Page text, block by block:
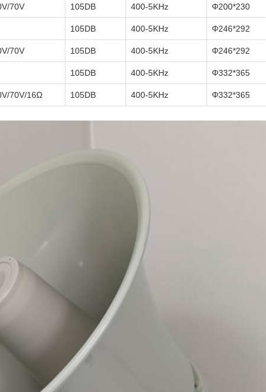
70V 105DB 400-5KHz Φ200*230
105DB 400-5KHz Φ246*292
70V 105DB 400-5KHz Φ246*292
105DB 400-5KHz Φ332*365
70V/16Ω 105DB 400-5KHz Φ332*365